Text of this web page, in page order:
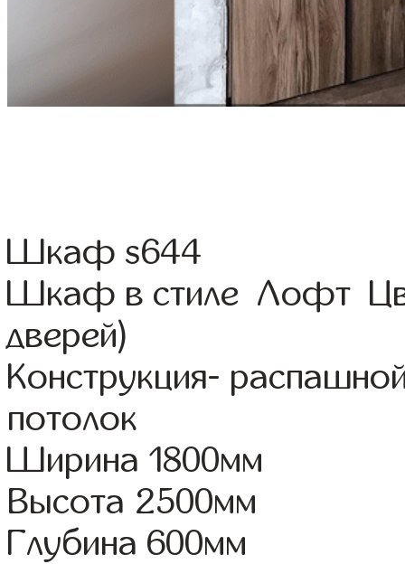
Шкаф s644
Шкаф в стиле Лофт
дверей)
Конструкция-
потолок
Ширина 1800мм
Высота 2500мм
Глубина 600мм